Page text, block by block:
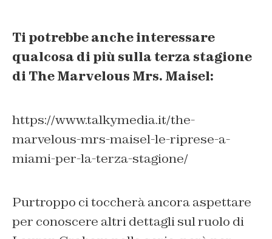
Ti potrebbe anche interessare
qualcosa di più sulla terza stagione
di The Marvelous Mrs. Maisel:
https://www.talkymedia.it/the-
marvelous-mrs-maisel-le-riprese-a-
miami-per-la-terza-stagione/
Purtroppo ci toccherà ancora aspettare
per conoscere altri dettagli sul ruolo di